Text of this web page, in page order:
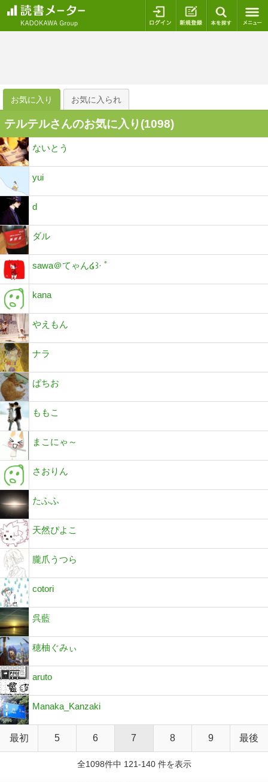
ログイン 新規登録
お気に入り お気に入られ
テルテルさんのお気に入り(1098)
ないとう
yui
d
ダル
sawa＠てゃん໒꒱· ﾟ
kana
やえもん
ナラ
ぱちお
ももこ
まこにゃ～
さおりん
たふふ
天然ぴよこ
朧爪うつら
cotori
呉藍
穂柚ぐみぃ
aruto
Manaka_Kanzaki
最初 5 6 7 8 9 最後
全1098件中 121-140 件を表示